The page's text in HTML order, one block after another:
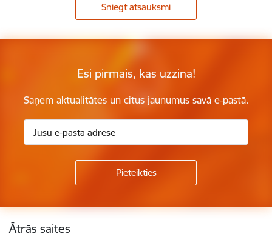
Sniegt atsauksmi
Esi pirmais, kas uzzina!
Saņem aktualitātes un citus jaunumus savā e-pastā.
Kājene
Ātrās saites